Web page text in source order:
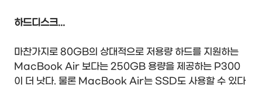
하드디스크...
마찬가지로 80GB의 상대적으로 저용량 하드를 지원하는
MacBook Air 보다는 250GB 용량을 제공하는 P300
이 더 낫다. 물론 MacBook Air는 SSD도 사용할 수 있다